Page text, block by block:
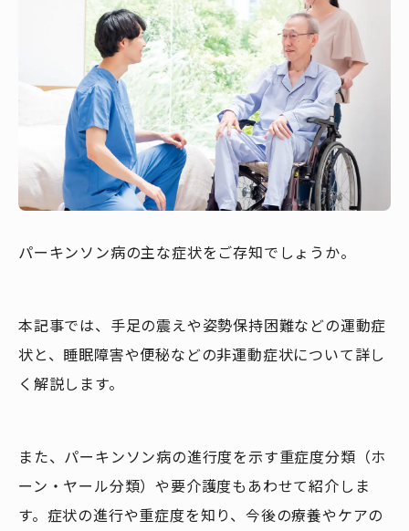
パーキンソン病の主な症状をご存知でしょうか。
本記事では、手足の震えや姿勢保持困難などの運動症
状と、睡眠障害や便秘などの非運動症状について詳し
く解説します。
また、パーキンソン病の進行度を示す重症度分類（ホ
ーン・ヤール分類）や要介護度もあわせて紹介しま
す。症状の進行や重症度を知り、今後の療養やケアの